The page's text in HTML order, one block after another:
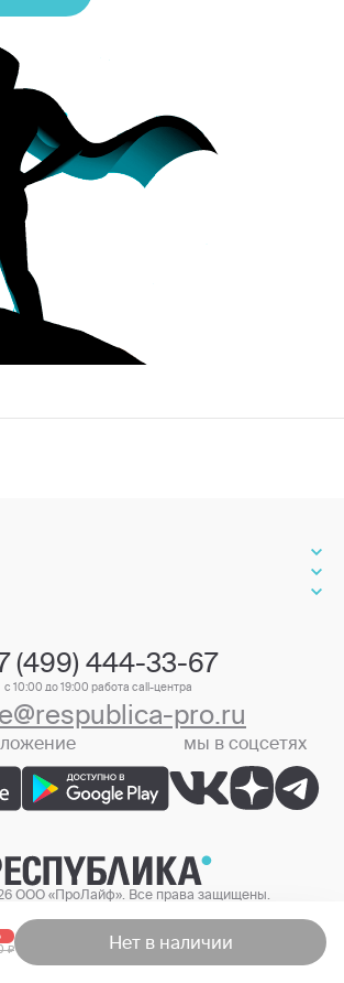
Нет в наличии
(499) 444-33-67
с 10:00 до 19:00 работа call-центра
pro.ru
мы в соцсетях
ООО «ПроЛайф». Все права защищены.